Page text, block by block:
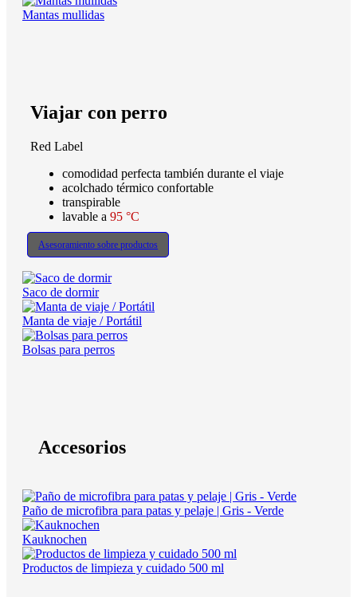
Mantas mullidas
Viajar con perro
Red Label
comodidad perfecta también durante el viaje
acolchado térmico confortable
transpirable
lavable a 95 °C
Asesoramiento sobre productos
Saco de dormir
Manta de viaje / Portátil
Bolsas para perros
Accesorios
Paño de microfibra para patas y pelaje | Gris - Verde
Kauknochen
Productos de limpieza y cuidado 500 ml